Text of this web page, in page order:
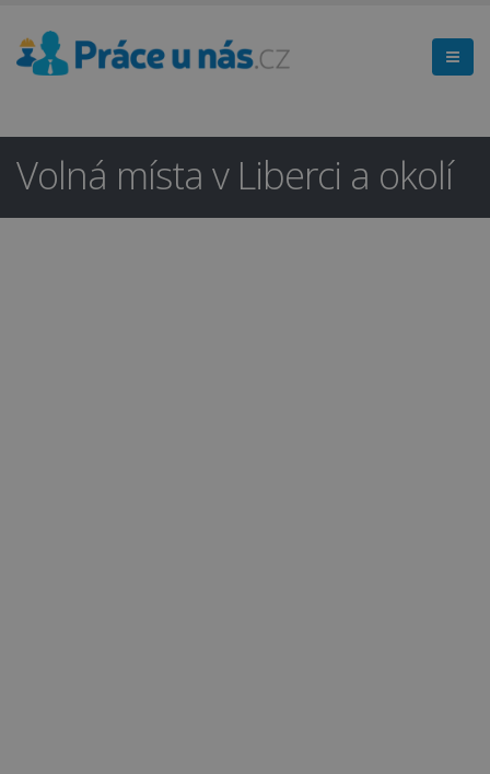
Volná místa v Liberci a okolí